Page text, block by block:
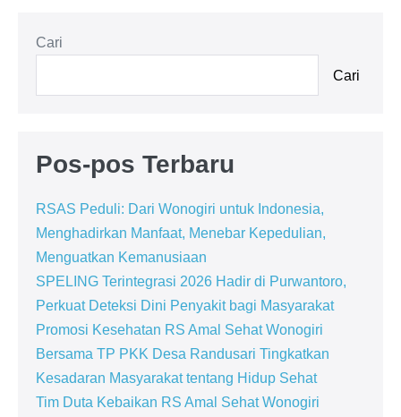
Cari
Cari
Pos-pos Terbaru
RSAS Peduli: Dari Wonogiri untuk Indonesia,
Menghadirkan Manfaat, Menebar Kepedulian,
Menguatkan Kemanusiaan
SPELING Terintegrasi 2026 Hadir di Purwantoro,
Perkuat Deteksi Dini Penyakit bagi Masyarakat
Promosi Kesehatan RS Amal Sehat Wonogiri
Bersama TP PKK Desa Randusari Tingkatkan
Kesadaran Masyarakat tentang Hidup Sehat
Tim Duta Kebaikan RS Amal Sehat Wonogiri